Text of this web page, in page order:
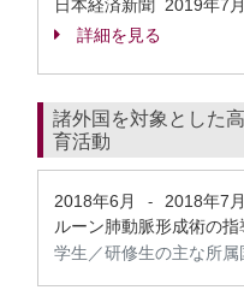
日本経済新聞 2019年7月
詳細を見る
諸外国を対象とした
育活動
2018年6月 - 2018年7月
ルーン肺動脈形成術の指
学生／研修生の主な所属